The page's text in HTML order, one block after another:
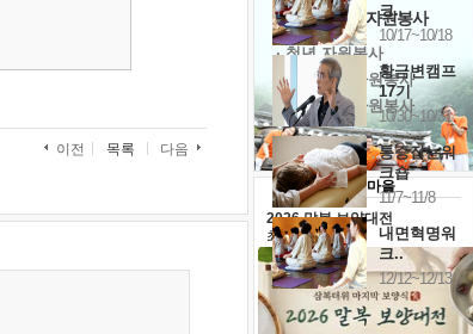
이전 목록 다음
크..
10/17~10/18
황금변캠프
17기
10/30~10/31
통증잡는워
크숍
11/7~11/8
내면혁명워
크..
12/12~12/13
'옹달샘의 꽃'자원봉사
· 청년 자원봉사
· 금빛청년 자원봉사
· 음식연구 자원봉사
2026 말복 보양대전
최대74%할인